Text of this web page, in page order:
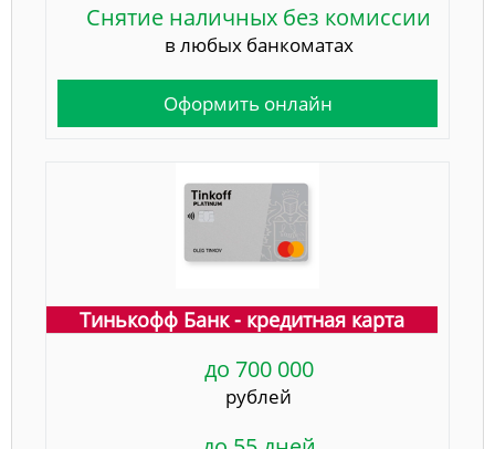
Снятие наличных без комиссии
в любых банкоматах
Оформить онлайн
Тинькофф Банк - кредитная карта
до 700 000
рублей